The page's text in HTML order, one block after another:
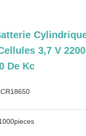
3,7 V
De Kc